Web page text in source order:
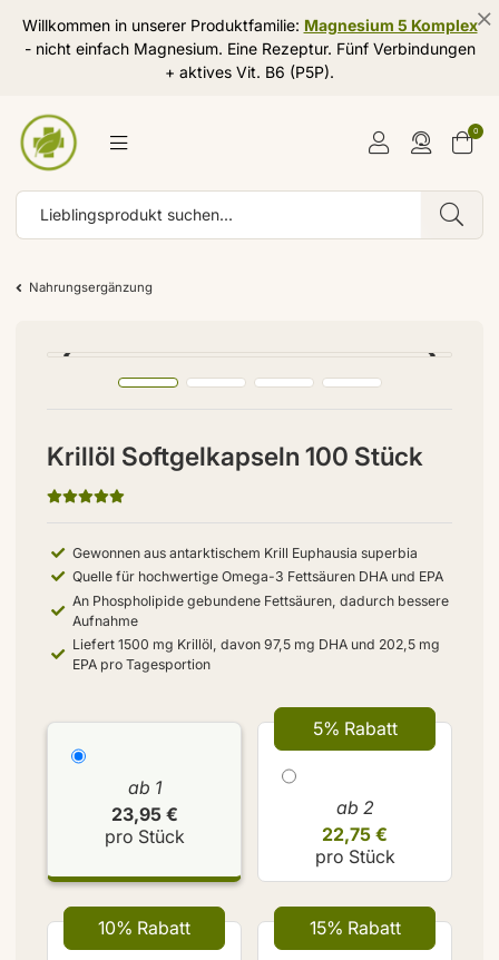
Willkommen in unserer Produktfamilie: Magnesium 5 Komplex
- nicht einfach Magnesium. Eine Rezeptur. Fünf Verbindungen
+ aktives Vit. B6 (P5P).
0
Nahrungsergänzung
Krillöl Softgelkapseln 100 Stück
Gewonnen aus antarktischem Krill Euphausia superbia
Quelle für hochwertige Omega-3 Fettsäuren DHA und EPA
An Phospholipide gebundene Fettsäuren, dadurch bessere
Aufnahme
Liefert 1500 mg Krillöl, davon 97,5 mg DHA und 202,5 mg
EPA pro Tagesportion
ab 1
23,95 €
pro Stück
5% Rabatt
ab 2
22,75 €
pro Stück
10% Rabatt 15% Rabatt